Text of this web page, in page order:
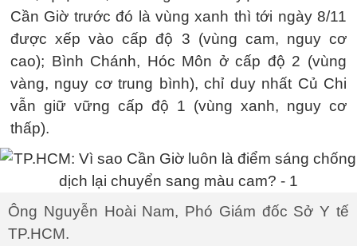
Cần Giờ trước đó là vùng xanh thì tới ngày 8/11
được xếp vào cấp độ 3 (vùng cam, nguy cơ
cao); Bình Chánh, Hóc Môn ở cấp độ 2 (vùng
vàng, nguy cơ trung bình), chỉ duy nhất Củ Chi
vẫn giữ vững cấp độ 1 (vùng xanh, nguy cơ
thấp).
Ông Nguyễn Hoài Nam, Phó Giám đốc Sở Y tế
TP.HCM.